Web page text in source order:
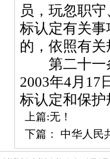
员，玩忽职
标认定有关
的，依照有
第二十一条
2003年4月17
标认定和保
上篇:无！
下篇： 中华人民